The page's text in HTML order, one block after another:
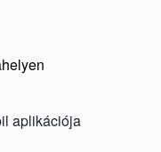
aplikációja